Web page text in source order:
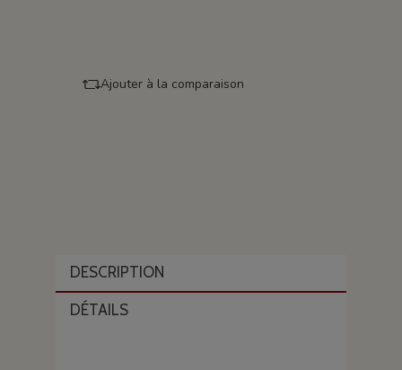
Ajouter à la comparaison
DESCRIPTION
DÉTAILS